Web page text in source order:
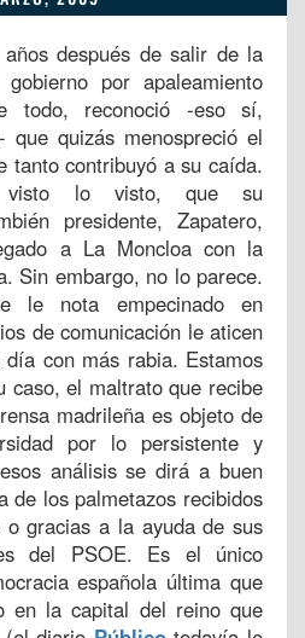
después de salir de la
por apaleamiento
todo, reconoció -eso sí,
que quizás menospreció el
tanto contribuyó a su caída.
visto lo visto, que su
presidente, Zapatero,
a La Moncloa con la
Sin embargo, no lo parece.
le nota empecinado en
de comunicación le aticen
con más rabia. Estamos
caso, el maltrato que recibe
madrileña es objeto de
por lo persistente y
análisis se dirá a buen
de los palmetazos recibidos
gracias a la ayuda de sus
del PSOE. Es el único
española última que
en la capital del reino que